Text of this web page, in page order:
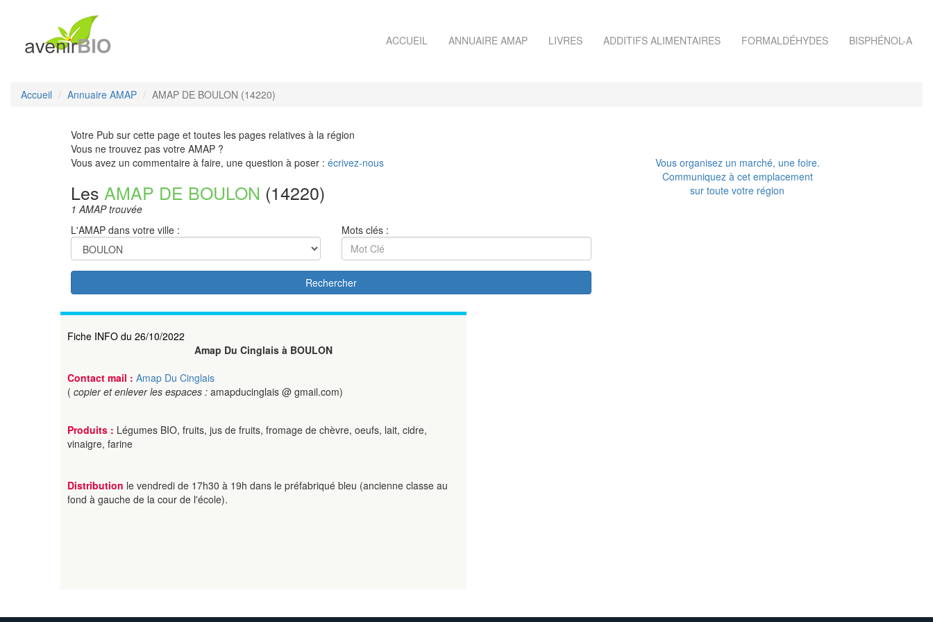
ACCUEIL ANNUAIRE AMAP LIVRES ADDITIFS ALIMENTAIRES FORMALDÉHYDES BISPHÉNOL-A
Accueil Annuaire AMAP AMAP DE BOULON (14220)
Votre Pub sur cette page et toutes les pages relatives à la région
Vous ne trouvez pas votre AMAP ?
Vous avez un commentaire à faire, une question à poser : écrivez-nous
Les AMAP DE BOULON (14220)
1 AMAP trouvée
L'AMAP dans votre ville :
Mots clés :
Rechercher
Vous organisez un marché, une foire.
Communiquez à cet emplacement
sur toute votre région
Fiche INFO du 26/10/2022
Amap Du Cinglais à BOULON
Contact mail : Amap Du Cinglais
( copier et enlever les espaces : amapducinglais @ gmail.com)
Produits : Légumes BIO, fruits, jus de fruits, fromage de chèvre, oeufs, lait, cidre,
vinaigre, farine
Distribution le vendredi de 17h30 à 19h dans le préfabriqué bleu (ancienne classe au
fond à gauche de la cour de l'école).